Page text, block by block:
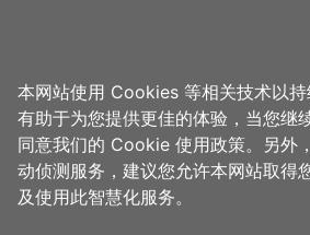
首页 > 想去的地方 > 住宿 > 青隅民宿
青隅民宿 周边
本网站使用 Cookies 等相关技术以
有助于为您提供更佳的体验，当您继
同意我们的 Cookie 使用政策。另外
动侦测服务，建议您允许本网站取得
及使用此智慧化服务。